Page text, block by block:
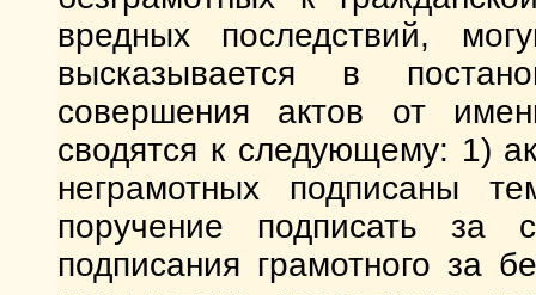
вредных последствий,
высказывается в
совершения актов от
сводятся к следующему: 1)
неграмотных подписаны
поручение подписать за
подписания грамотного за